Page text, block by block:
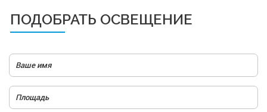
ПОДОБРАТЬ ОСВЕЩЕНИЕ